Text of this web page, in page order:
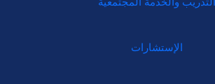
الإستشارات